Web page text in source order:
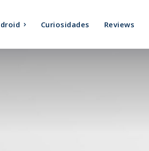
Curiosidades Reviews